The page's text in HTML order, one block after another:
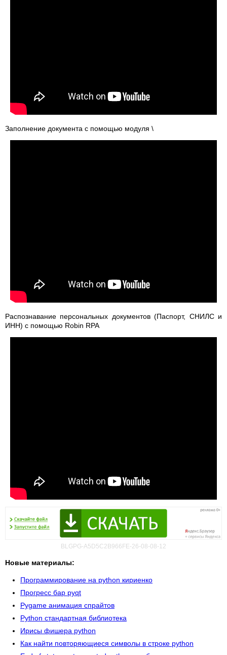
Заполнение документа с помощью модуля \
Распознавание персональных документов (Паспорт, СНИЛС и
ИНН) с помощью Robin RPA
BLGPG-A5D5C2B966FE-26-08-08-12
Новые материалы:
Программирование на python кириенко
Прогресс бар pyqt
Pygame анимация спрайтов
Python стандартная библиотека
Ирисы фишера python
Как найти повторяющиеся символы в строке python